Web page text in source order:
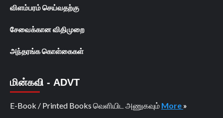
விளம்பரம் செய்வதற்கு
சேவைக்கான விதிமுறை
அந்தரங்க கொள்கைகள்
மின்கவி - ADVT
E-Book / Printed Books வெளியிட அணுகவும் More »